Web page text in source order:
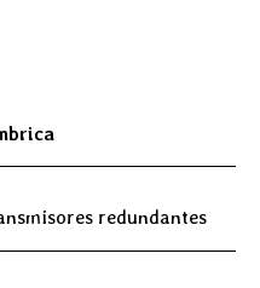
redundantes